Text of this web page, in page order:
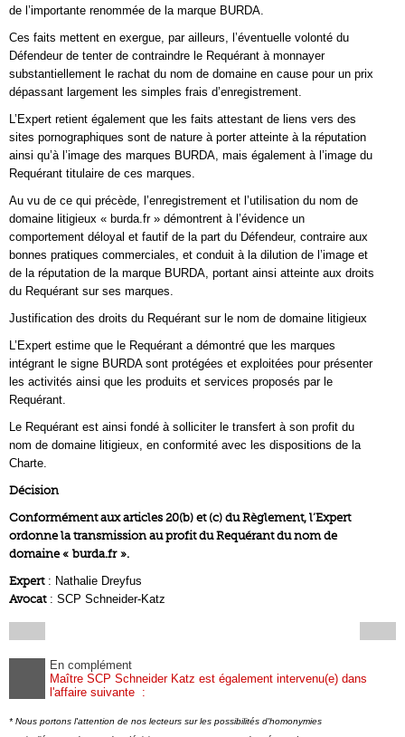
de l’importante renommée de la marque BURDA.
Ces faits mettent en exergue, par ailleurs, l’éventuelle volonté du
Défendeur de tenter de contraindre le Requérant à monnayer
substantiellement le rachat du nom de domaine en cause pour un prix
dépassant largement les simples frais d’enregistrement.
L’Expert retient également que les faits attestant de liens vers des
sites pornographiques sont de nature à porter atteinte à la réputation
ainsi qu’à l’image des marques BURDA, mais également à l’image du
Requérant titulaire de ces marques.
Au vu de ce qui précède, l’enregistrement et l’utilisation du nom de
domaine litigieux « burda.fr » démontrent à l’évidence un
comportement déloyal et fautif de la part du Défendeur, contraire aux
bonnes pratiques commerciales, et conduit à la dilution de l’image et
de la réputation de la marque BURDA, portant ainsi atteinte aux droits
du Requérant sur ses marques.
Justification des droits du Requérant sur le nom de domaine litigieux
L’Expert estime que le Requérant a démontré que les marques
intégrant le signe BURDA sont protégées et exploitées pour présenter
les activités ainsi que les produits et services proposés par le
Requérant.
Le Requérant est ainsi fondé à solliciter le transfert à son profit du
nom de domaine litigieux, en conformité avec les dispositions de la
Charte.
Décision
Conformément aux articles 20(b) et (c) du Règlement, l’Expert
ordonne la transmission au profit du Requérant du nom de
domaine « burda.fr ».
Expert: Nathalie Dreyfus
Avocat: SCP Schneider-Katz
En complément
Maître SCP Schneider Katz est également intervenu(e) dans
l'affaire suivante :
* Nous portons l'attention de nos lecteurs sur les possibilités d'homonymies